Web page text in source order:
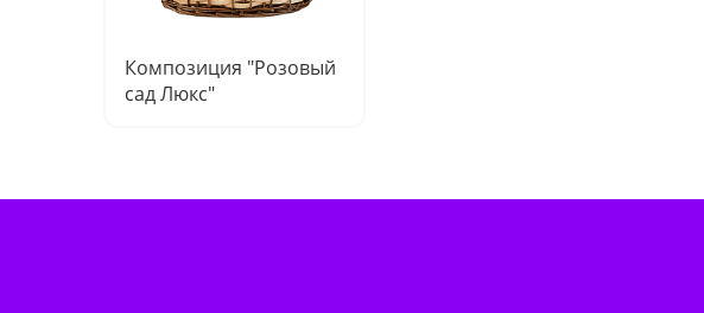
Композиция "Розовый
сад Люкс"